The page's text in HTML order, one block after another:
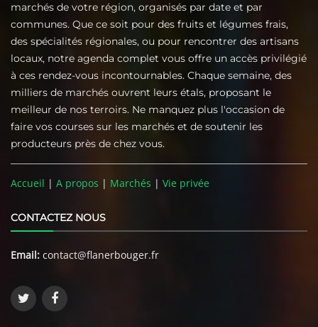
marchés de votre région, organisés par date et par
communes. Que ce soit pour des fruits et légumes frais,
des spécialités régionales, ou pour rencontrer des artisans
locaux, notre agenda complet vous offre un accès privilégié
à ces rendez-vous incontournables. Chaque semaine, des
milliers de marchés ouvrent leurs étals, proposant le
meilleur de nos terroirs. Ne manquez plus l'occasion de
faire vos courses sur les marchés et de soutenir les
producteurs près de chez vous.
Accueil | A propos | Marchés | Vie privée
CONTACTEZ NOUS
Email: contact@flanerbouger.fr